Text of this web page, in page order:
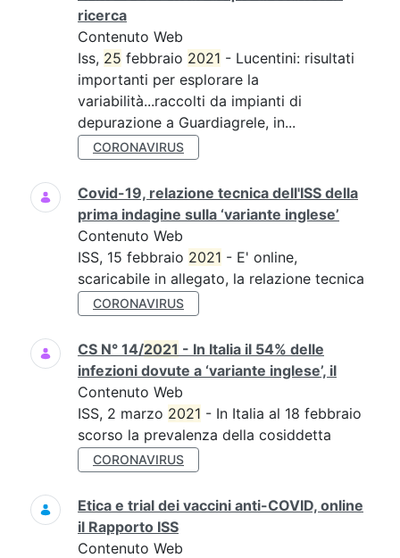
ricerca
Contenuto Web
Iss, 25 febbraio 2021 - Lucentini: risultati
importanti per esplorare la
variabilità...raccolti da impianti di
depurazione a Guardiagrele, in...
CORONAVIRUS
Covid-19, relazione tecnica dell'ISS della
prima indagine sulla ‘variante inglese’
Contenuto Web
ISS, 15 febbraio 2021 - E' online,
scaricabile in allegato, la relazione tecnica
CORONAVIRUS
CS N° 14/2021 - In Italia il 54% delle
infezioni dovute a ‘variante inglese’, il
Contenuto Web
ISS, 2 marzo 2021 - In Italia al 18 febbraio
scorso la prevalenza della cosiddetta
CORONAVIRUS
Etica e trial dei vaccini anti-COVID, online
il Rapporto ISS
Contenuto Web